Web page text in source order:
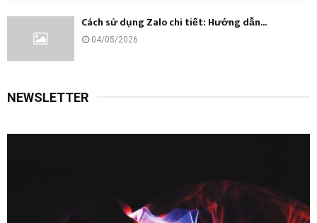
Cách sử dụng Zalo chi tiết: Hướng dẫn...
04/05/2026
NEWSLETTER